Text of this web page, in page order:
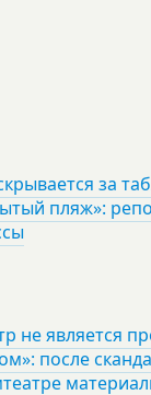
за
пляж»:
не является
после